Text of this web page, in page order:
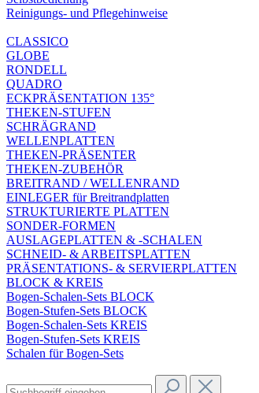
Reinigungs- und Pflegehinweise
CLASSICO
GLOBE
RONDELL
QUADRO
ECKPRÄSENTATION 135°
THEKEN-STUFEN
SCHRÄGRAND
WELLENPLATTEN
THEKEN-PRÄSENTER
THEKEN-ZUBEHÖR
BREITRAND / WELLENRAND
EINLEGER für Breitrandplatten
STRUKTURIERTE PLATTEN
SONDER-FORMEN
AUSLAGEPLATTEN & -SCHALEN
SCHNEID- & ARBEITSPLATTEN
PRÄSENTATIONS- & SERVIERPLATTEN
BLOCK & KREIS
Bogen-Schalen-Sets BLOCK
Bogen-Stufen-Sets BLOCK
Bogen-Schalen-Sets KREIS
Bogen-Stufen-Sets KREIS
Schalen für Bogen-Sets